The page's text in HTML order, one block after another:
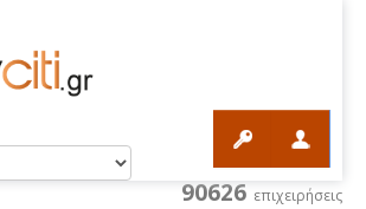
90626 επιχειρήσεις